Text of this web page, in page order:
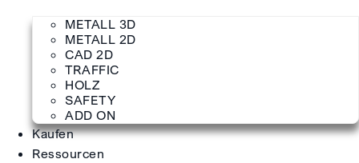
METALL 3D
METALL 2D
CAD 2D
TRAFFIC
HOLZ
SAFETY
ADD ON
Kaufen
Ressourcen